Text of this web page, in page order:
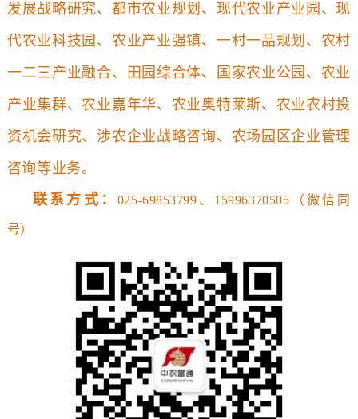
发展战略研究、都市农业规划、现代农业产业园、现
代农业科技园、农业产业强镇、一村一品规划、农村
一二三产业融合、田园综合体、国家农业公园、农业
产业集群、农业嘉年华、农业奥特莱斯、农业农村投
资机会研究、涉农企业战略咨询、农场园区企业管理
咨询等业务。
联系方式 ： 025-69853799、 15996370505（微信同
号）